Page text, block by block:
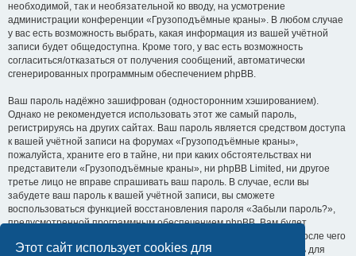
Этот сайт использует cookies для
необходимой, так и необязательной ко вводу, на усмотрение
администрации конференции «Грузоподъёмные краны». В любом случае
у вас есть возможность выбрать, какая информация из вашей учётной
записи будет общедоступна. Кроме того, у вас есть возможность
согласиться/отказаться от получения сообщений, автоматически
сгенерированных программным обеспечением phpBB.
Ваш пароль надёжно зашифрован (односторонним хэшированием).
Однако не рекомендуется использовать этот же самый пароль,
регистрируясь на других сайтах. Ваш пароль является средством доступа
к вашей учётной записи на форумах «Грузоподъёмные краны»,
пожалуйста, храните его в тайне, ни при каких обстоятельствах ни
представители «Грузоподъёмные краны», ни phpBB Limited, ни другое
третье лицо не вправе спрашивать ваш пароль. В случае, если вы
забудете ваш пароль к вашей учётной записи, вы сможете
воспользоваться функцией восстановления пароля «Забыли пароль?»,
предусмотренной программным обеспечением phpBB. Вам будет
необходимо ввести ваше имя пользователя и ваш адрес email, после чего
программное обеспечение phpBB сгенерирует вам новый пароль для